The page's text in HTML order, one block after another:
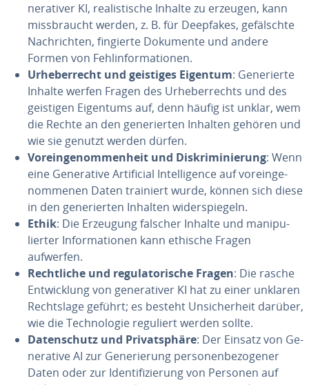
ne­ra­ti­ver KI, rea­lis­ti­sche Inhalte zu erzeugen, kann
miss­braucht werden, z. B. für Deepfakes, ge­fälsch­te
Nach­rich­ten, fingierte Dokumente und andere
Formen von Fehl­in­for­ma­tio­nen.
Ur­he­ber­recht und geistiges Eigentum: Ge­ne­rier­te
Inhalte werfen Fragen des Ur­he­ber­rechts und des
geistigen Eigentums auf, denn häufig ist unklar, wem
die Rechte an den ge­ne­rier­ten Inhalten gehören und
wie sie genutzt werden dürfen.
Vor­ein­ge­nom­men­heit und Dis­kri­mi­nie­rung: Wenn
eine Ge­ne­ra­ti­ve Ar­ti­fi­ci­al In­tel­li­gence auf vor­ein­ge­
nom­me­nen Daten trainiert wurde, können sich diese
in den ge­ne­rier­ten Inhalten wi­der­spie­geln.
Ethik: Die Erzeugung falscher Inhalte und ma­ni­pu­
lier­ter In­for­ma­tio­nen kann ethische Fragen
aufwerfen.
Recht­li­che und re­gu­la­to­ri­sche Fragen: Die rasche
Ent­wick­lung von ge­ne­ra­ti­ver KI hat zu einer unklaren
Rechts­la­ge geführt; es besteht Un­si­cher­heit darüber,
wie die Tech­no­lo­gie reguliert werden sollte.
Da­ten­schutz und Pri­vat­sphä­re: Der Einsatz von Ge­
ne­ra­ti­ve AI zur Ge­ne­rie­rung per­so­nen­be­zo­ge­ner
Daten oder zur Iden­ti­fi­zie­rung von Personen auf